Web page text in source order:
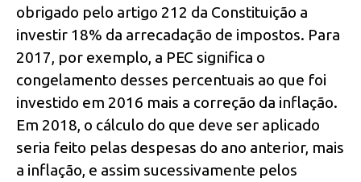
obrigado pelo artigo 212 da Constituição a
investir 18% da arrecadação de impostos. Para
2017, por exemplo, a PEC significa o
congelamento desses percentuais ao que foi
investido em 2016 mais a correção da inflação.
Em 2018, o cálculo do que deve ser aplicado
seria feito pelas despesas do ano anterior, mais
a inflação, e assim sucessivamente pelos